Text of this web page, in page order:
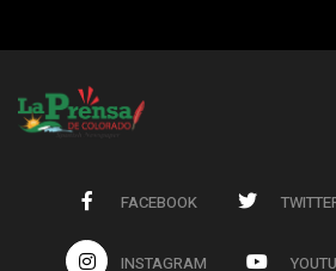
FACEBOOK
INSTAGRAM